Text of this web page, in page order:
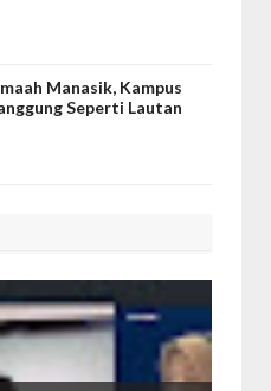
Manasik, Kampus
Seperti Lautan